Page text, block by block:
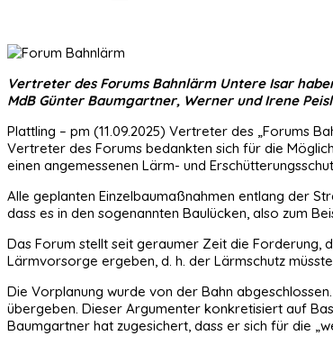
Vertreter des Forums Bahnlärm Untere Isar
MdB Günter Baumgartner, Werner und Irene
Plattling – pm (11.09.2025) Vertreter des „Forums
Vertreter des Forums bedankten sich für die
einen angemessenen Lärm- und
Alle geplanten Einzelbaumaßnahmen entlang der
dass es in den sogenannten Baulücken, also zum
Das Forum stellt seit geraumer Zeit die Forderung,
Lärmvorsorge ergeben, d. h. der Lärmschutz
Die Vorplanung wurde von der Bahn
übergeben. Dieser Argumenter konkretisiert auf
Baumgartner hat zugesichert, dass er sich für die